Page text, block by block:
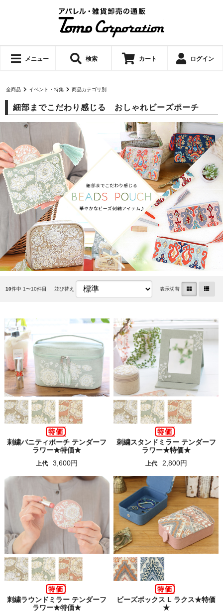
メニュー 検索 カート ログイン
全商品 イベント・特集 商品カテゴリ別
細部までこだわり感じる おしゃれビーズポーチ
10件中 1〜10件目 並び替え 表示切替
刺繍バニティポーチ テンダーフ
ラワー★特価★
上代 3,600円
刺繍スタンドミラー テンダーフ
ラワー★特価★
上代 2,800円
刺繍ラウンドミラー テンダーフ
ラワー★特価★
ビーズボックス L ラクス★特価
★